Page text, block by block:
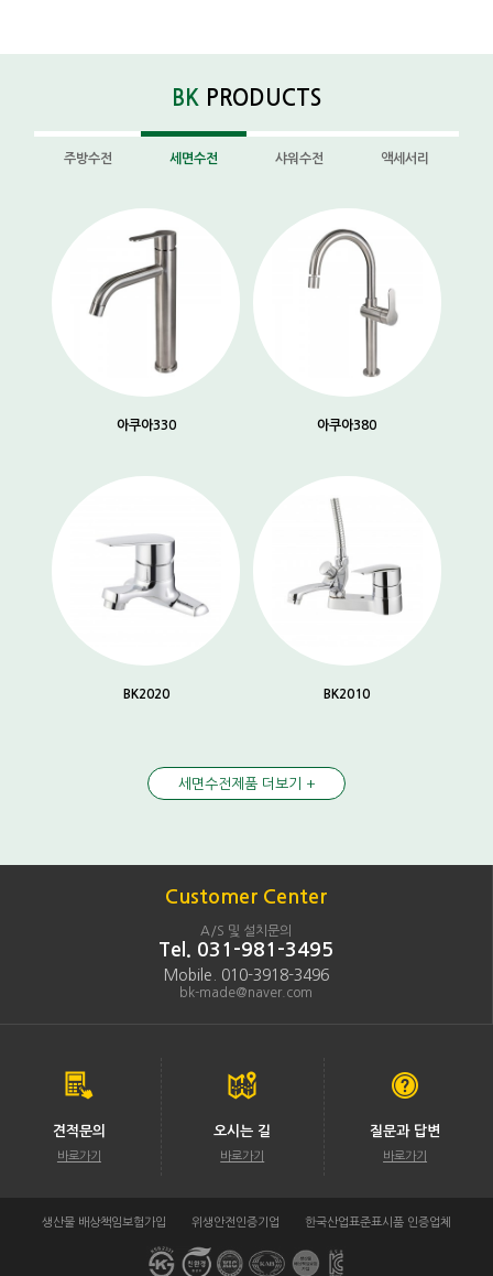
BK PRODUCTS
주방수전 세면수전 샤워수전 액세서리
아쿠아330 아쿠아380
BK2020 BK2010
세면수전제품 더보기 +
Customer Center
A/S 및 설치문의
Tel. 031-981-3495
Mobile. 010-3918-3496
bk-made@naver.com
견적문의
바로가기
오시는 길
바로가기
질문과 답변
바로가기
생산물 배상책임보험가입 위생안전인증기업 한국산업표준표시품 인증업체